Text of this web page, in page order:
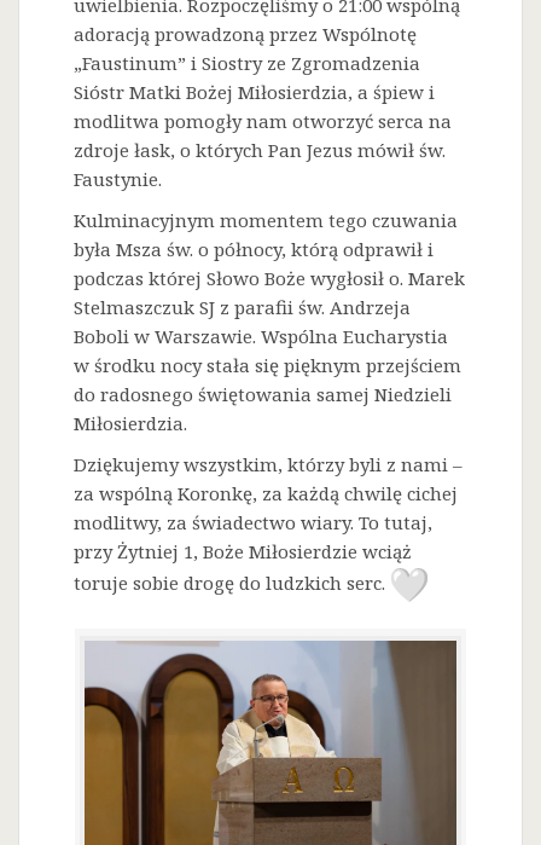
uwielbienia. Rozpoczęliśmy o 21:00 wspólną
adoracją prowadzoną przez Wspólnotę
„Faustinum” i Siostry ze Zgromadzenia
Sióstr Matki Bożej Miłosierdzia, a śpiew i
modlitwa pomogły nam otworzyć serca na
zdroje łask, o których Pan Jezus mówił św.
Faustynie.
Kulminacyjnym momentem tego czuwania
była Msza św. o północy, którą odprawił i
podczas której Słowo Boże wygłosił o. Marek
Stelmaszczuk SJ z parafii św. Andrzeja
Boboli w Warszawie. Wspólna Eucharystia
w środku nocy stała się pięknym przejściem
do radosnego świętowania samej Niedzieli
Miłosierdzia.
Dziękujemy wszystkim, którzy byli z nami –
za wspólną Koronkę, za każdą chwilę cichej
modlitwy, za świadectwo wiary. To tutaj,
przy Żytniej 1, Boże Miłosierdzie wciąż
toruje sobie drogę do ludzkich serc.